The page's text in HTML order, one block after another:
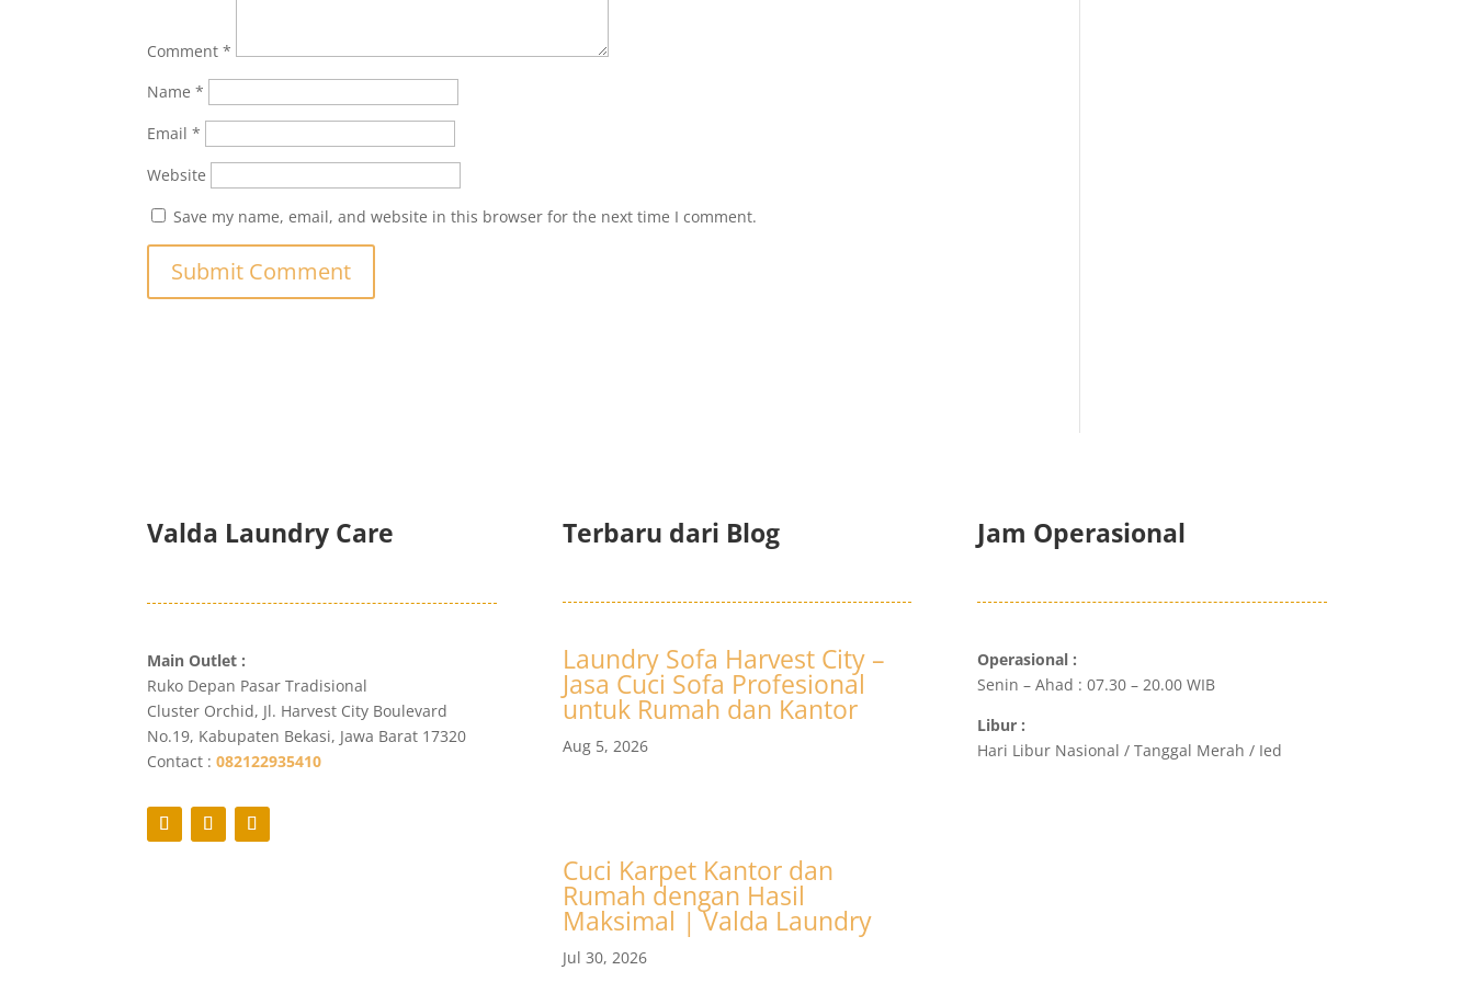
Comment*
Name*
Email*
Website
Save my name, email, and website in this browser for the next time I comment.
Valda Laundry Care
Main Outlet :
Ruko Depan Pasar Tradisional
Cluster Orchid, Jl. Harvest City Boulevard
No.19, Kabupaten Bekasi, Jawa Barat 17320
Contact :082122935410
Terbaru dari Blog
Laundry Sofa Harvest City –
Jasa Cuci Sofa Profesional
untuk Rumah dan Kantor
Aug 5, 2026
Cuci Karpet Kantor dan
Rumah dengan Hasil
Maksimal | Valda Laundry
Jul 30, 2026
Jam Operasional
Operasional :
Senin – Ahad : 07.30 – 20.00 WIB
Libur :
Hari Libur Nasional / Tanggal Merah / Ied